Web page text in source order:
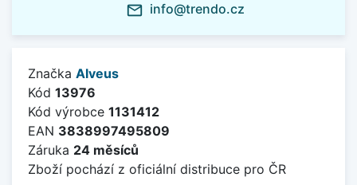
mail_outline info@trendo.cz
Značka Alveus
Kód 13976
Kód výrobce 1131412
EAN 3838997495809
Záruka 24 měsíců
Zboží pochází z oficiální distribuce pro ČR